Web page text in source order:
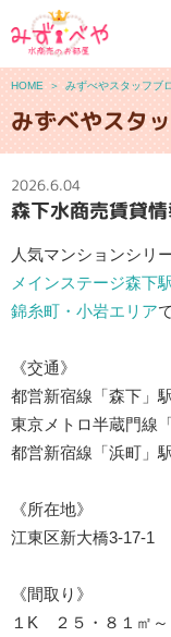
HOME ＞ みずべやスタッフブ
みずべやスタ
2026.6.04
森下水商売賃貸
人気マンションシリ
メインステージ森下
錦糸町・小岩エリア
《交通》
都営新宿線「森下」
東京メトロ半蔵門線
都営新宿線「浜町」
《所在地》
江東区新大橋3-17-1
《間取り》
１K ２５・８１㎡～